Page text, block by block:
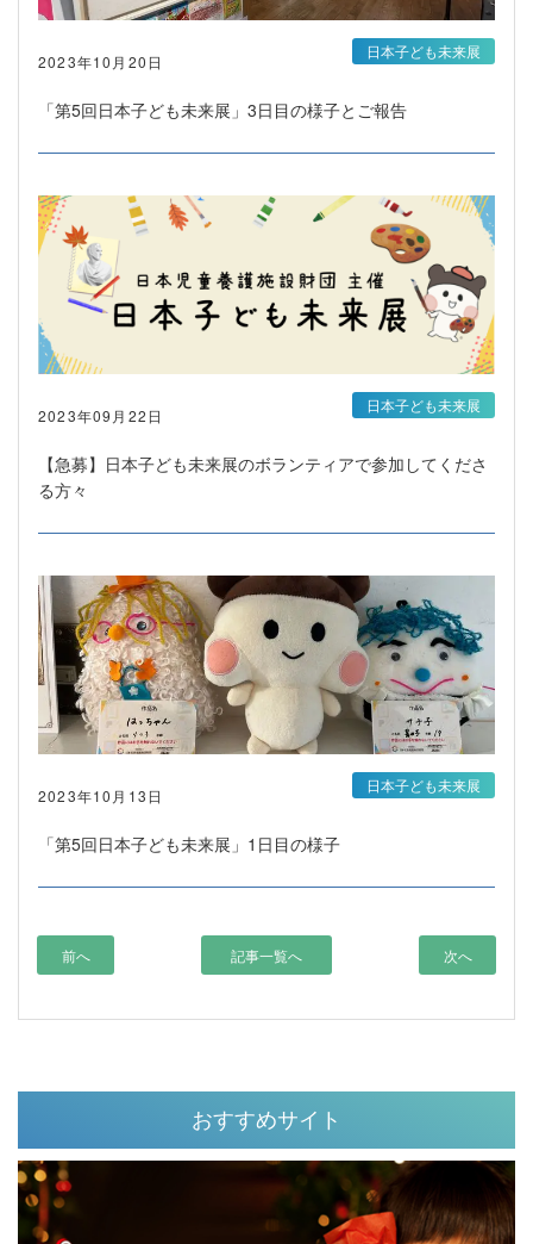
2023年10月20日
「第5回日本子ども未来展」3日目の様子とご報告
日本子ども未来展
2023年09月22日
【急募】日本子ども未来展のボランティアで参加してくださ
る方々
日本子ども未来展
2023年10月13日
「第5回日本子ども未来展」1日目の様子
日本子ども未来展
前へ 記事一覧へ 次へ
おすすめサイト